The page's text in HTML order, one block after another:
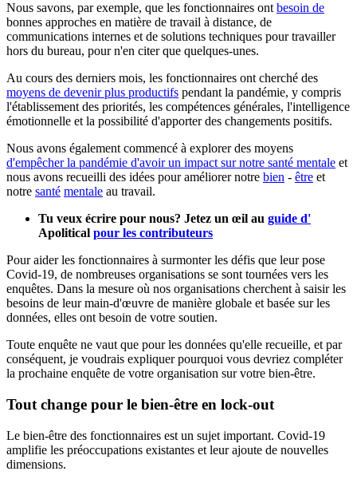
Nous savons, par exemple, que les fonctionnaires ontbesoin de
bonnes approches en matière de travail à distance, de
communications internes et de solutions techniques pour travailler
hors du bureau, pour n'en citer que quelques-unes.
Au cours des derniers mois, les fonctionnaires ont cherché des
moyens de devenir plus productifs pendant la pandémie, y compris
l'établissement des priorités, les compétences générales, l'intelligence
émotionnelle et la possibilité d'apporter des changements positifs.
Nous avons également commencé à explorer des moyens
d'empêcher la pandémie d'avoir un impact sur notre santé mentale et
nous avons recueilli des idées pour améliorer notre bien - être et
notre santé mentale au travail.
Tu veux écrire pour nous? Jetez un œil au guide d'
Apolitical pour les contributeurs
Pour aider les fonctionnaires à surmonter les défis que leur pose
Covid-19, de nombreuses organisations se sont tournées vers les
enquêtes. Dans la mesure où nos organisations cherchent à saisir les
besoins de leur main-d'œuvre de manière globale et basée sur les
données, elles ont besoin de votre soutien.
Toute enquête ne vaut que pour les données qu'elle recueille, et par
conséquent, je voudrais expliquer pourquoi vous devriez compléter
la prochaine enquête de votre organisation sur votre bien-être.
Tout change pour le bien-être en lock-out
Le bien-être des fonctionnaires est un sujet important. Covid-19
amplifie les préoccupations existantes et leur ajoute de nouvelles
dimensions.